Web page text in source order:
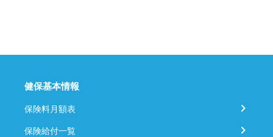
健保基本情報
保険料月額表
保険給付一覧